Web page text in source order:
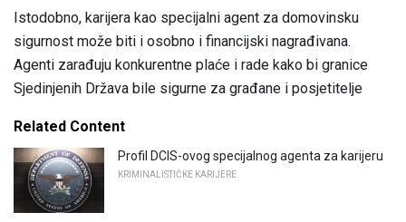
Istodobno, karijera kao specijalni agent za domovinsku
sigurnost može biti i osobno i financijski nagrađivana.
Agenti zarađuju konkurentne plaće i rade kako bi granice
Sjedinjenih Država bile sigurne za građane i posjetitelje
Related Content
Profil DCIS-ovog specijalnog agenta za karijeru
KRIMINALISTIČKE KARIJERE